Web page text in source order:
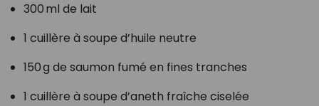
300 ml de lait
1 cuillère à soupe d’huile neutre
150 g de saumon fumé en fines tranches
1 cuillère à soupe d’aneth fraîche ciselée